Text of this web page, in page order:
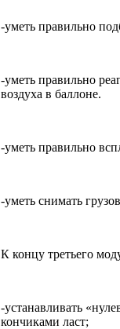
-уметь правильно
-уметь правильно
воздуха в баллоне.
-уметь правильно
-уметь снимать
К концу третьего
-устанавливать
кончиками ласт;